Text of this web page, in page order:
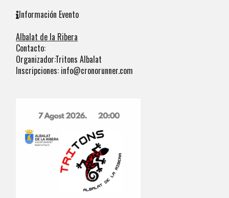
Información Evento
Albalat de la Ribera
Contacto:
Organizador:Tritons Albalat
Inscripciones: info@cronorunner.com